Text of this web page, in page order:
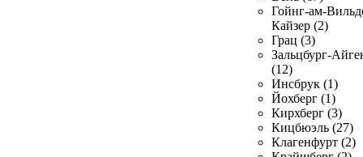
Гойнг-ам-
Кайзер (2)
Грац (3)
Зальцбург-
(12)
Инсбрук (1)
Йохберг (1)
Кирхберг (3)
Кицбюэль (27)
Клагенфурт (2)